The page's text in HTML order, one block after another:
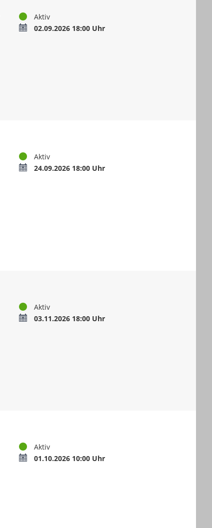
StatusAktiv
Termin02.09.2026 18:00 Uhr
StatusAktiv
Termin24.09.2026 18:00 Uhr
StatusAktiv
Termin03.11.2026 18:00 Uhr
StatusAktiv
Termin01.10.2026 10:00 Uhr